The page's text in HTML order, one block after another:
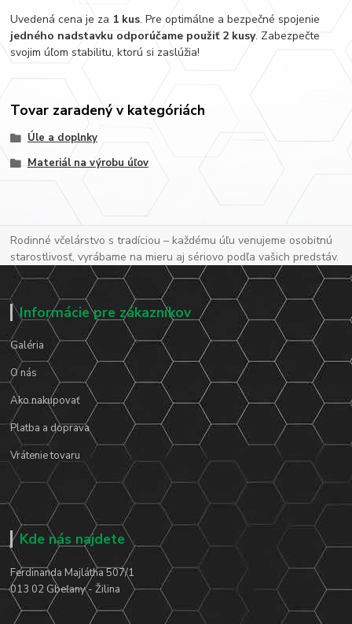
Uvedená cena je za 1 kus. Pre optimálne a bezpečné spojenie
jedného nadstavku odporúčame použiť 2 kusy. Zabezpečte
svojim úľom stabilitu, ktorú si zaslúžia!
Tovar zaradený v kategóriách
Úle a doplnky
Materiál na výrobu úľov
Rodinné včelárstvo s tradíciou – každému úľu venujeme osobitnú
starostlivosť, vyrábame na mieru aj sériovo podľa vašich predstáv.
Informácie pre zákazníkov
Galéria
O nás
Ako nakupovať
Platba a doprava
Vrátenie tovaru
Kde nás najdete
Ferdinanda Majlátha 507/1
013 02 Gbeľany - Žilina